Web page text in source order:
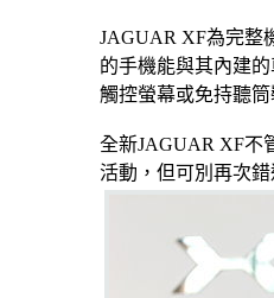
JAGUAR XF為完整
的手機能與其內建
觸控螢幕或免持聽
全新JAGUAR XF不
活動，但可別再次